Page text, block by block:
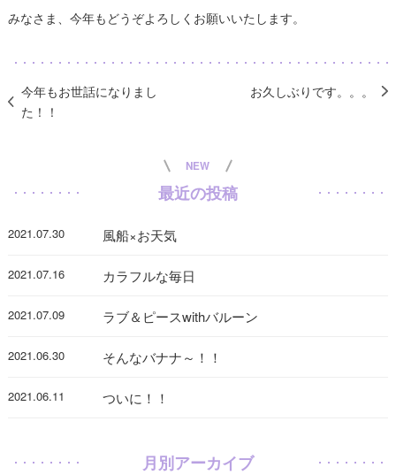
みなさま、今年もどうぞよろしくお願いいたします。
今年もお世話になりまし
た！！
お久しぶりです。。。
NEW
最近の投稿
2021.07.30 風船×お天気
2021.07.16 カラフルな毎日
2021.07.09 ラブ＆ピースwithバルーン
2021.06.30 そんなバナナ～！！
2021.06.11 ついに！！
月別アーカイブ